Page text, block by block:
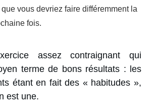
vous devriez faire différemment la
fois.
assez contraignant qui
terme de bons résultats : les
étant en fait des « habitudes »,
est une.